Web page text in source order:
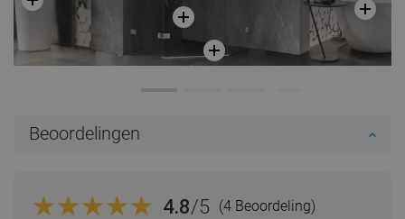
Beoordelingen
4.8/5 (4 Beoordeling)